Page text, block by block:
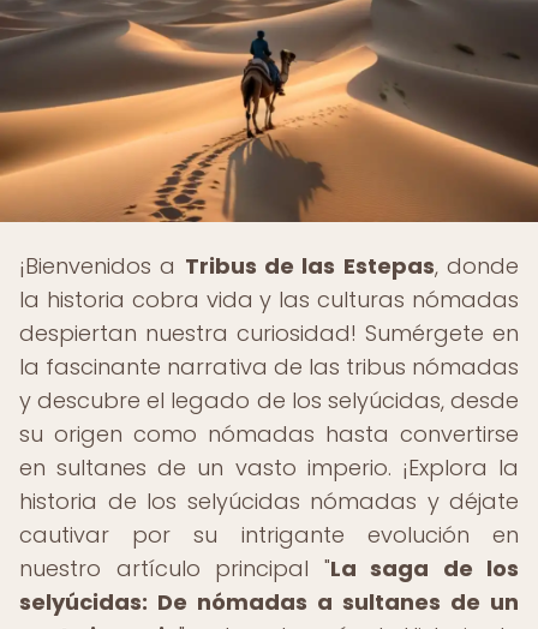
¡Bienvenidos a Tribus de las Estepas, donde
la historia cobra vida y las culturas nómadas
despiertan nuestra curiosidad! Sumérgete en
la fascinante narrativa de las tribus nómadas
y descubre el legado de los selyúcidas, desde
su origen como nómadas hasta convertirse
en sultanes de un vasto imperio. ¡Explora la
historia de los selyúcidas nómadas y déjate
cautivar por su intrigante evolución en
nuestro artículo principal "La saga de los
selyúcidas: De nómadas a sultanes de un